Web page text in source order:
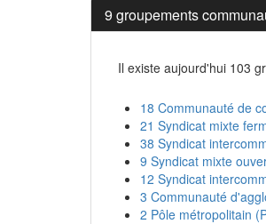
9 groupements
Il existe aujourd'hui 103
18 Communauté de
21 Syndicat mixte
38 Syndicat
9 Syndicat mixte
12 Syndicat
3 Communauté
2 Pôle métropolitain